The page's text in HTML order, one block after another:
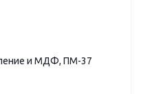
и МДФ, ПМ-37